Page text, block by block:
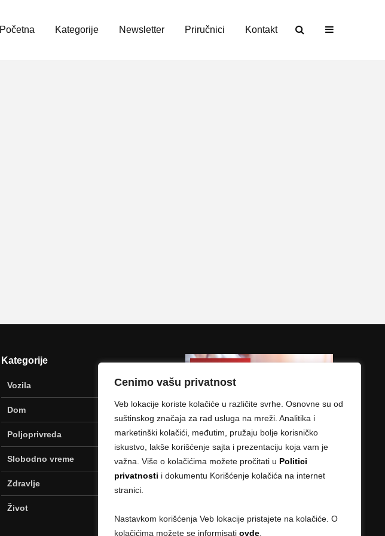
Cenimo vašu privatnost
Veb lokacije koriste kolačiće u različite svrhe. Osnovne su od
suštinskog značaja za rad usluga na mreži. Analitika i
marketinški kolačići, međutim, pružaju bolje korisničko
iskustvo, lakše korišćenje sajta i prezentaciju koja vam je
važna. Više o kolačićima možete pročitati u Politici
privatnosti i dokumentu Korišćenje kolačića na internet
stranici.
Nastavkom korišćenja Veb lokacije pristajete na kolačiće. O
kolačićima možete se informisati ovde
Početna Kategorije Newsletter Priručnici Kontakt
Kategorije
Vozila
Dom
Poljoprivreda
Slobodno vreme
Zdravlje
Život